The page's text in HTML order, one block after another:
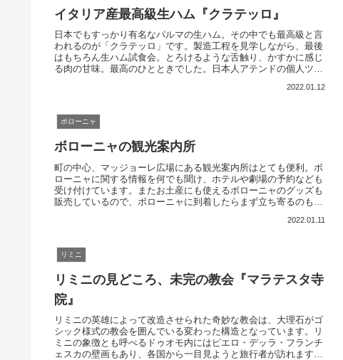
イタリア産最高級生ハム『クラテッロ』
日本でもすっかり有名なパルマの生ハム。その中でも最高級と言
われるのが「クラテッロ」です。製造工程を見学しながら、最後
はもちろん生ハム試食会。とろけるような舌触り、かすかに感じ
る肉の甘味。最高のひとときでした。日本人アテンドの個人ツア
2022.01.12
ボローニャ
ボローニャの観光案内所
町の中心、マッジョーレ広場にある観光案内所はとても便利。ボ
ローニャに関する情報を何でも聞け、ホテルや劇場の予約なども
受け付けています。またお土産にも使えるボローニャのグッズも
販売しているので、ボローニャに到着したらまず立ち寄るのも良
2022.01.11
リミニ
リミニの見どころ、未完の教会『マラテスタ寺
院』
リミニの英雄によって改造させられた奇妙な教会は、大理石がゴ
シック様式の教会を囲んでいる変わった構造となっています。リ
ミニの象徴とも呼べるドゥオモ内にはピエロ・デッラ・フランチ
ェスカの壁画もあり、各国から一目見ようと旅行者が訪れます。